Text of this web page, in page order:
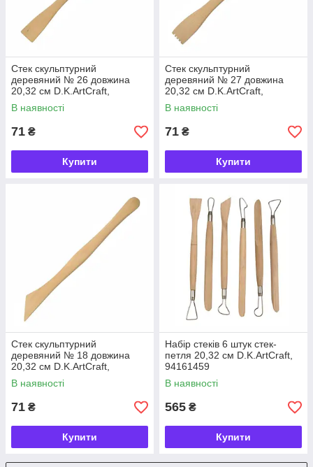
Стек скульптурний
деревяний № 26 довжина
20,32 см D.K.ArtCraft,
94161926
В наявності
71 ₴
Купити
Стек скульптурний
деревяний № 27 довжина
20,32 см D.K.ArtCraft,
94161927
В наявності
71 ₴
Купити
Стек скульптурний
деревяний № 18 довжина
20,32 см D.K.ArtCraft,
94161918
В наявності
71 ₴
Купити
Набір стеків 6 штук стек-
петля 20,32 см D.K.ArtCraft,
94161459
В наявності
565 ₴
Купити